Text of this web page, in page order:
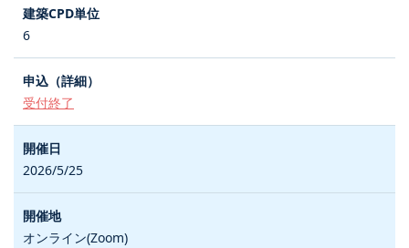
6
受付終了
2026/5/25
オンライン(Zoom)